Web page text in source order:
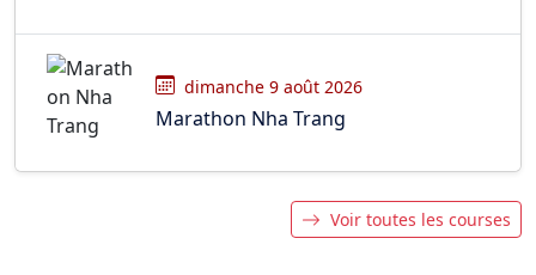
dimanche 9 août 2026
Marathon Nha Trang
Voir toutes les courses